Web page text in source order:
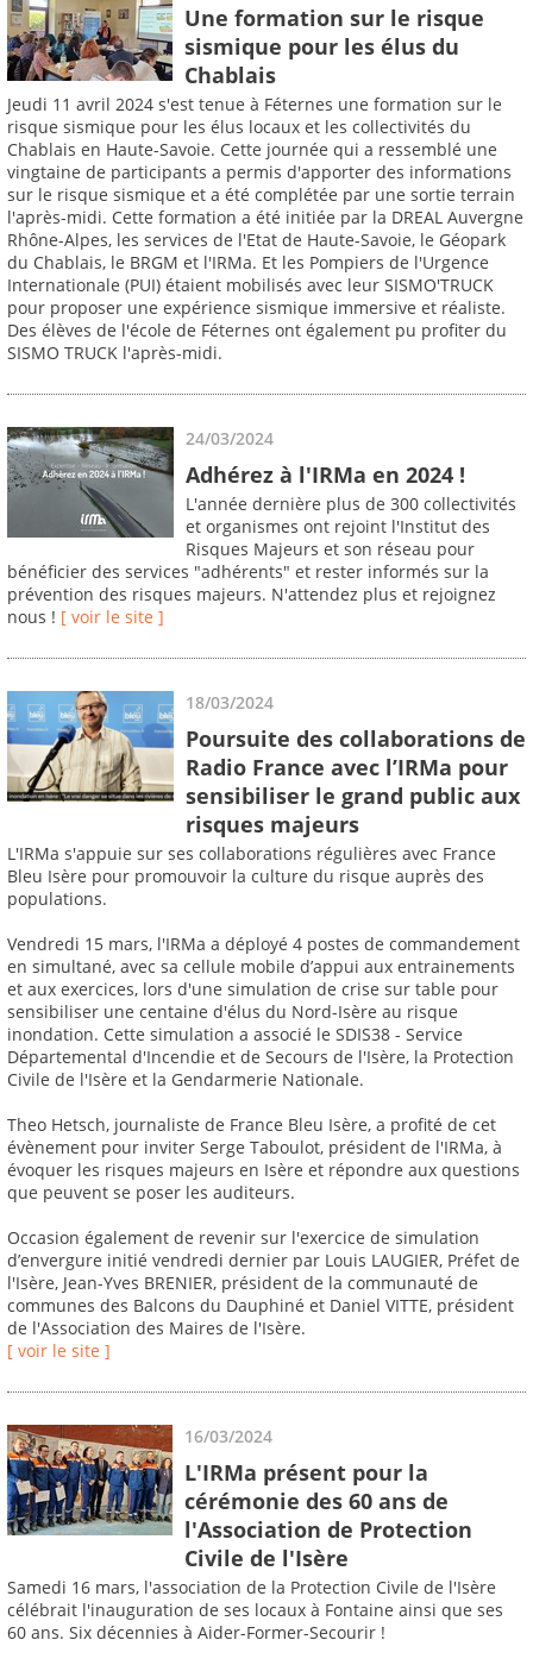
Une formation sur le risque
sismique pour les élus du
Chablais
Jeudi 11 avril 2024 s'est tenue à Féternes une formation sur le
risque sismique pour les élus locaux et les collectivités du
Chablais en Haute-Savoie. Cette journée qui a ressemblé une
vingtaine de participants a permis d'apporter des informations
sur le risque sismique et a été complétée par une sortie terrain
l'après-midi. Cette formation a été initiée par la DREAL Auvergne
Rhône-Alpes, les services de l'Etat de Haute-Savoie, le Géopark
du Chablais, le BRGM et l'IRMa. Et les Pompiers de l'Urgence
Internationale (PUI) étaient mobilisés avec leur SISMO'TRUCK
pour proposer une expérience sismique immersive et réaliste.
Des élèves de l'école de Féternes ont également pu profiter du
SISMO TRUCK l'après-midi.
24/03/2024
Adhérez à l'IRMa en 2024 !
L'année dernière plus de 300 collectivités
et organismes ont rejoint l'Institut des
Risques Majeurs et son réseau pour
bénéficier des services "adhérents" et rester informés sur la
prévention des risques majeurs. N'attendez plus et rejoignez
nous ! [ voir le site ]
18/03/2024
Poursuite des collaborations de
Radio France avec l’IRMa pour
sensibiliser le grand public aux
risques majeurs
L'IRMa s'appuie sur ses collaborations régulières avec France
Bleu Isère pour promouvoir la culture du risque auprès des
populations.
Vendredi 15 mars, l'IRMa a déployé 4 postes de commandement
en simultané, avec sa cellule mobile d’appui aux entrainements
et aux exercices, lors d'une simulation de crise sur table pour
sensibiliser une centaine d'élus du Nord-Isère au risque
inondation. Cette simulation a associé le SDIS38 - Service
Départemental d'Incendie et de Secours de l'Isère, la Protection
Civile de l'Isère et la Gendarmerie Nationale.
Theo Hetsch, journaliste de France Bleu Isère, a profité de cet
évènement pour inviter Serge Taboulot, président de l'IRMa, à
évoquer les risques majeurs en Isère et répondre aux questions
que peuvent se poser les auditeurs.
Occasion également de revenir sur l'exercice de simulation
d’envergure initié vendredi dernier par Louis LAUGIER, Préfet de
l'Isère, Jean-Yves BRENIER, président de la communauté de
communes des Balcons du Dauphiné et Daniel VITTE, président
de l'Association des Maires de l'Isère.
[ voir le site ]
16/03/2024
L'IRMa présent pour la
cérémonie des 60 ans de
l'Association de Protection
Civile de l'Isère
Samedi 16 mars, l'association de la Protection Civile de l'Isère
célébrait l'inauguration de ses locaux à Fontaine ainsi que ses
60 ans. Six décennies à Aider-Former-Secourir !